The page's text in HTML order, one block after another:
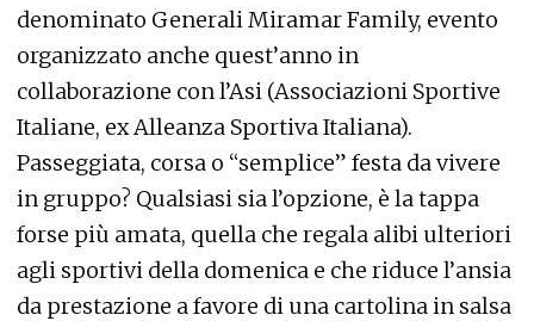
denominato Generali Miramar Family, evento
organizzato anche quest’anno in
collaborazione con l’Asi (Associazioni Sportive
Italiane, ex Alleanza Sportiva Italiana).
Passeggiata, corsa o “semplice” festa da vivere
in gruppo? Qualsiasi sia l’opzione, è la tappa
forse più amata, quella che regala alibi ulteriori
agli sportivi della domenica e che riduce l’ansia
da prestazione a favore di una cartolina in salsa